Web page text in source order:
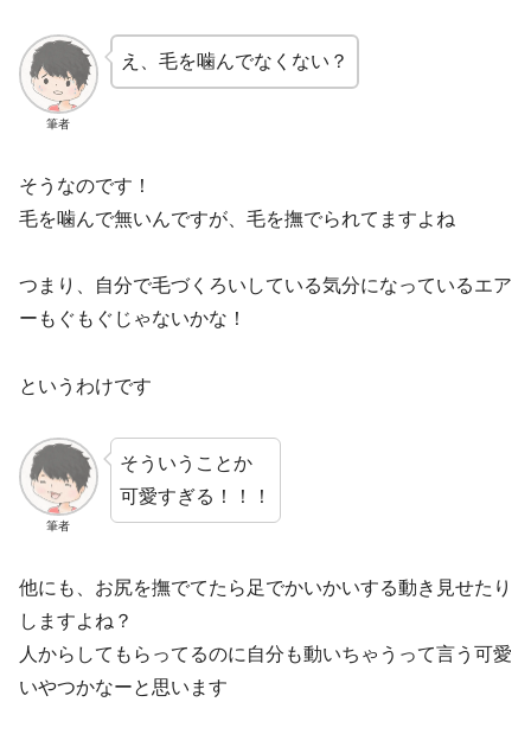
筆者
え、毛を噛んでなくない？
そうなのです！
毛を噛んで無いんですが、毛を撫でられてますよね
つまり、自分で毛づくろいしている気分になっているエア
ーもぐもぐじゃないかな！
というわけです
筆者
そういうことか
可愛すぎる！！！
他にも、お尻を撫でてたら足でかいかいする動き見せたり
しますよね？
人からしてもらってるのに自分も動いちゃうって言う可愛
いやつかなーと思います